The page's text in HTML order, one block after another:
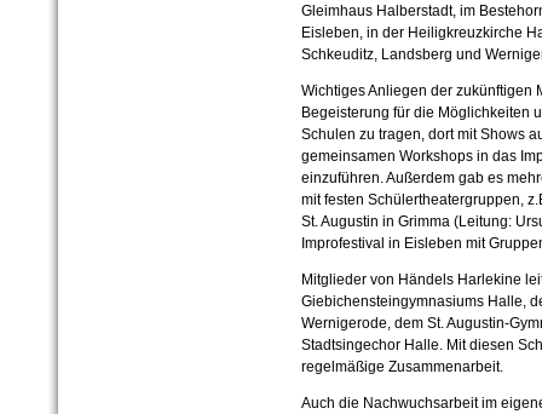
Gleimhaus Halberstadt, im
Eisleben, in der Heiligkreuzkirche
Schkeuditz, Landsberg und
Wichtiges Anliegen der zukünftigen
Begeisterung für die Möglichkeiten
Schulen zu tragen, dort mit Shows
gemeinsamen Workshops in das
einzuführen. Außerdem gab es
mit festen Schülertheatergruppen,
St. Augustin in Grimma (Leitung:
Improfestival in Eisleben mit
Mitglieder von Händels Harlekine
Giebichensteingymnasiums Halle,
Wernigerode, dem St. Augustin-
Stadtsingechor Halle. Mit diesen
regelmäßige Zusammenarbeit.
Auch die Nachwuchsarbeit im